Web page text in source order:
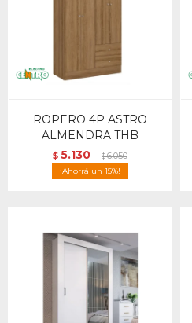
ROPERO 4P ASTRO
ALMENDRA THB
$ 5.130 $6.050
15